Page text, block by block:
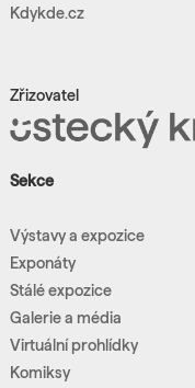
Kdykde.cz
Zřizovatel
Sekce
Výstavy a expozice
Exponáty
Stálé expozice
Galerie a média
Virtuální prohlídky
Komiksy